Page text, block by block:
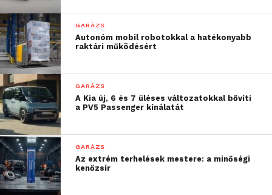
GARÁZS
Autonóm mobil robotokkal a hatékonyabb
raktári működésért
GARÁZS
A Kia új, 6 és 7 üléses változatokkal bővíti
a PV5 Passenger kínálatát
GARÁZS
Az extrém terhelések mestere: a minőségi
kenőzsír